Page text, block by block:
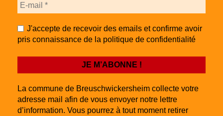
J'accepte de recevoir des emails et confirme avoir
pris connaissance de la politique de confidentialité
La commune de Breuschwickersheim collecte votre
adresse mail afin de vous envoyer notre lettre
d’information. Vous pourrez à tout moment retirer